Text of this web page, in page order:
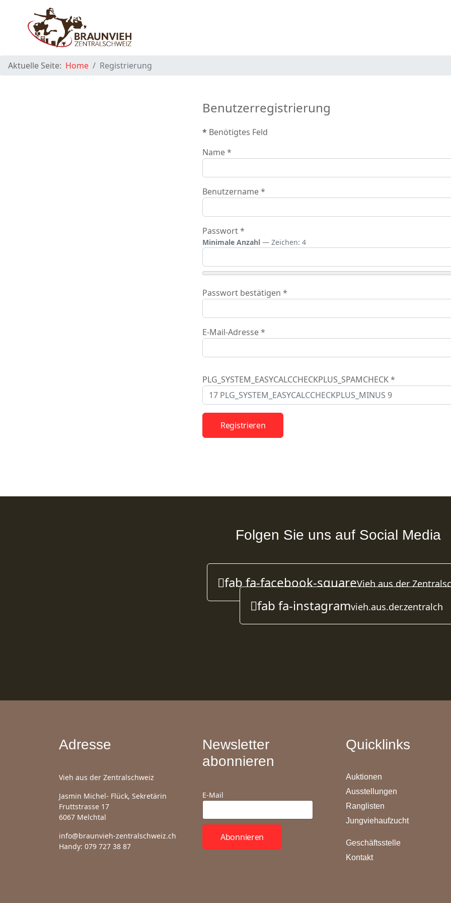
Aktuelle Seite: Home Registrierung
Benutzerregistrierung
* Benötigtes Feld
Name*
Benutzername*
Passwort*
Minimale Anzahl — Zeichen: 4
Passwort bestätigen *
E-Mail-Adresse*
PLG_SYSTEM_EASYCALCCHECKPLUS_SPAMCHECK*
Registrieren
Folgen Sie uns auf Social Media
fab fa-facebook-squareVieh aus der
fab fa-instagramvieh.aus.der.zentralch
Adresse
Vieh aus der Zentralschweiz
Jasmin Michel- Flück, Sekretärin
Fruttstrasse 17
6067 Melchtal
info@braunvieh-zentralschweiz.ch
Handy: 079 727 38 87
Newsletter
abonnieren
E-Mail
Abonnieren
Quicklinks
Auktionen
Ausstellungen
Ranglisten
Jungviehaufzucht
Geschäftsstelle
Kontakt